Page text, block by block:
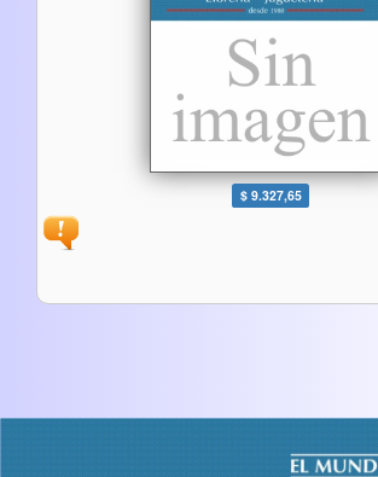
$ 9.327,65